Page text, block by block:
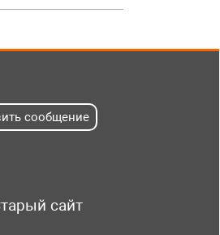
сообщение
сайт